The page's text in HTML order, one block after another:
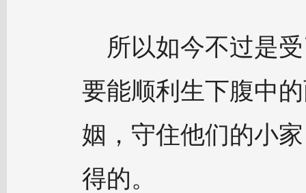
所以如今不过是
要能顺利生下腹中
姻，守住他们的小
得的。